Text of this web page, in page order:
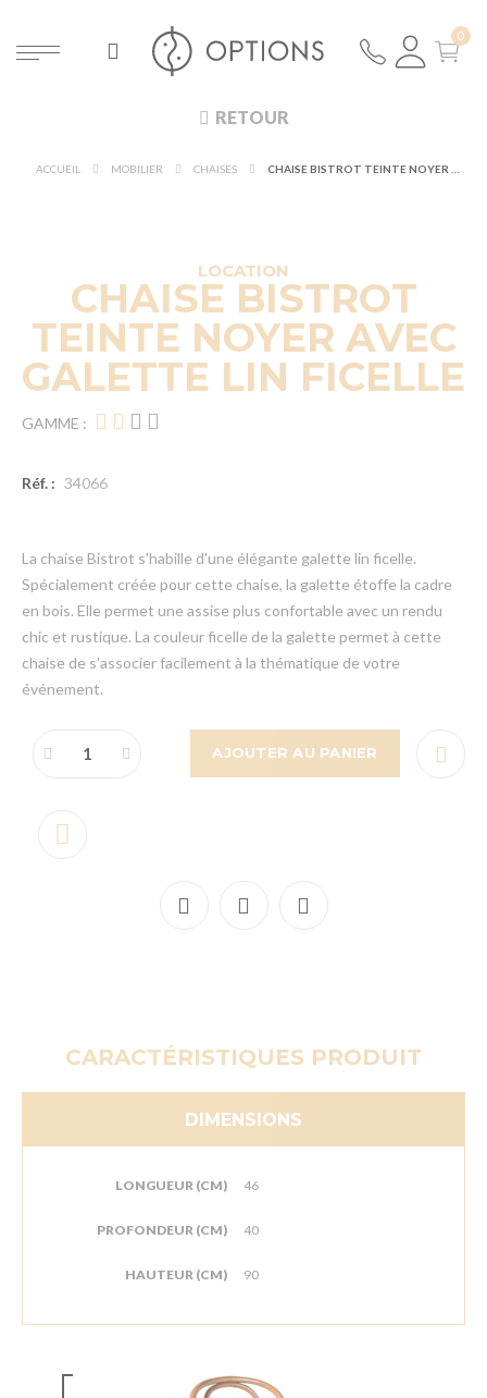
RETOUR
ACCUEIL MOBILIER CHAISES
LOCATION
CHAISE BISTROT
TEINTE NOYER AVEC
GALETTE LIN FICELLE
GAMME :
Réf. : 34066
La chaise Bistrot s'habille d'une élégante galette lin ficelle.
Spécialement créée pour cette chaise, la galette étoffe la cadre
en bois. Elle permet une assise plus confortable avec un rendu
chic et rustique. La couleur ficelle de la galette permet à cette
chaise de s'associer facilement à la thématique de votre
événement.
AJOUTER AU PANIER
CARACTÉRISTIQUES PRODUIT
DIMENSIONS
LONGUEUR (CM) 46
PROFONDEUR (CM) 40
HAUTEUR (CM) 90